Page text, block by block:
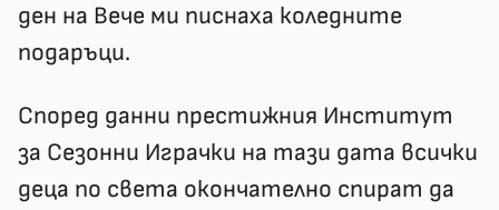
ден на Вече ми писнаха коледните
подаръци.
Според данни престижния Институт
за Сезонни Играчки на тази дата всички
деца по света окончателно спират да